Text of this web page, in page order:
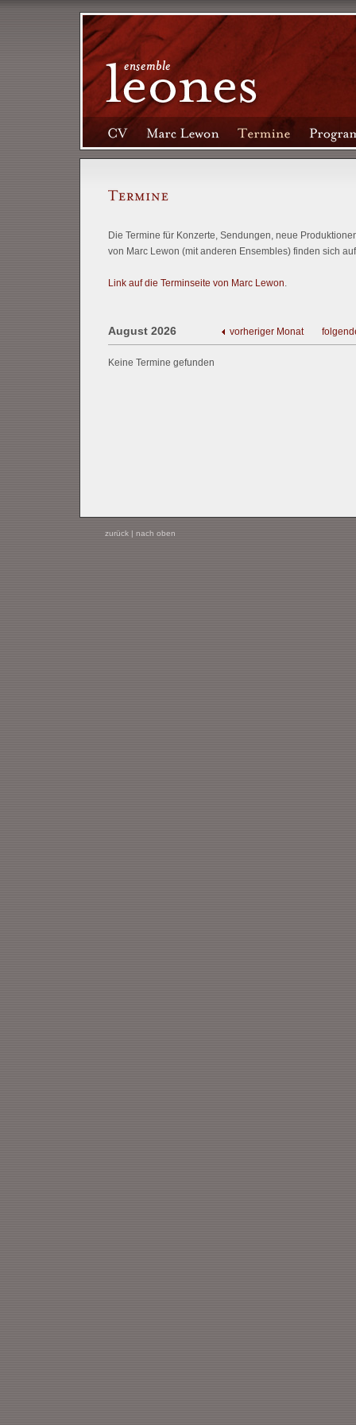
Die Termine für Konzerte, Sendungen, neue
von Marc Lewon (mit anderen Ensembles) finden sich
Link auf die Terminseite von Marc Lewon.
August 2026 vorheriger Monat
Keine Termine gefunden
zurück| nach oben